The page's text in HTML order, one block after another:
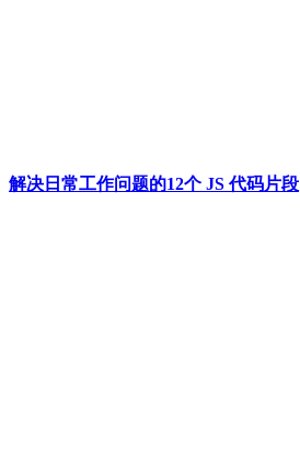
解决日常工作问题的12个 JS 代码片段